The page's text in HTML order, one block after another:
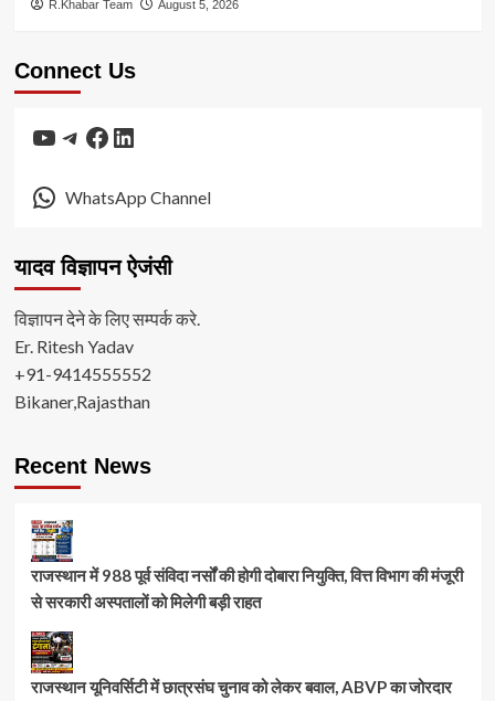
R.Khabar Team August 5, 2026
Connect Us
YouTube
Telegram
Facebook
LinkedIn
WhatsApp Channel
यादव विज्ञापन ऐजंसी
विज्ञापन देने के लिए सम्पर्क करे.
Er. Ritesh Yadav
+91-9414555552
Bikaner,Rajasthan
Recent News
राजस्थान में 988 पूर्व संविदा नर्सों की होगी दोबारा नियुक्ति, वित्त विभाग की मंजूरी
से सरकारी अस्पतालों को मिलेगी बड़ी राहत
राजस्थान यूनिवर्सिटी में छात्रसंघ चुनाव को लेकर बवाल, ABVP का जोरदार